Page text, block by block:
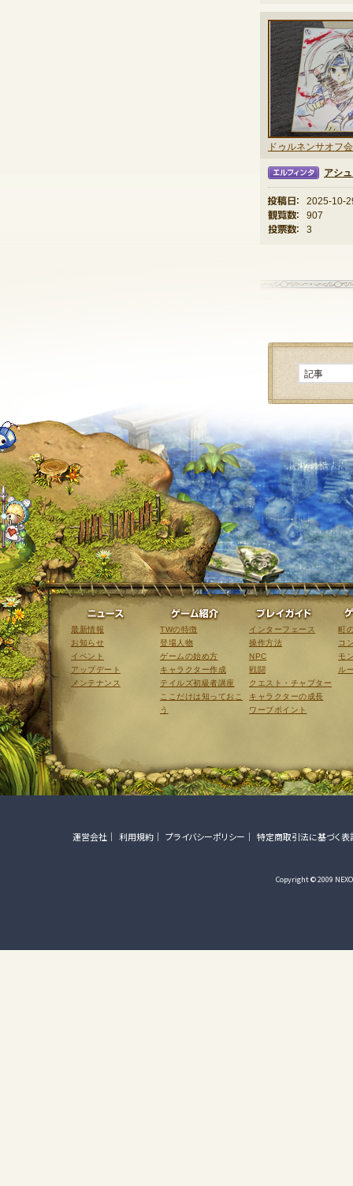
アシ
投稿日：
2025-10-
観覧数：
907
投票数：
3
ニュース
最新情報
お知らせ
イベント
アップデート
メンテナンス
ゲーム紹介
TWの特徴
登場人物
ゲームの始め方
キャラクター作成
テイルズ初級者講座
ここだけは知っておこ
う
インターフェース
操作方法
NPC
戦闘
クエスト・チャプター
キャラクターの成長
ワープポイント
町
コ
モ
ル
運営会社 利用規約 プライバシーポリシー 特定商取引法に基づく表
Copyright © 2009